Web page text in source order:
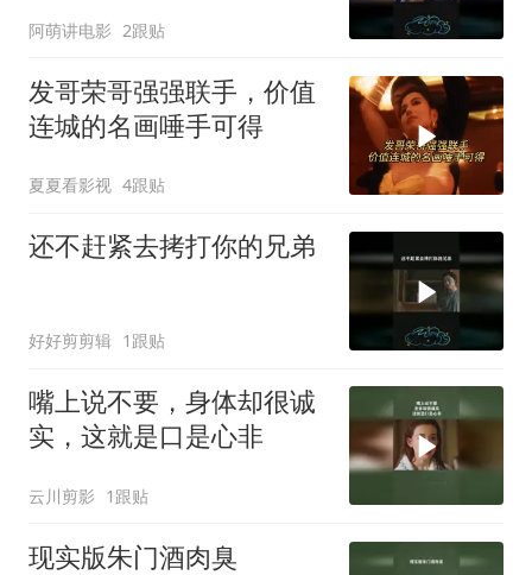
阿萌讲电影 2跟贴
发哥荣哥强强联手，价值
连城的名画唾手可得
夏夏看影视 4跟贴
还不赶紧去拷打你的兄弟
好好剪剪辑 1跟贴
嘴上说不要，身体却很诚
实，这就是口是心非
云川剪影 1跟贴
现实版朱门酒肉臭